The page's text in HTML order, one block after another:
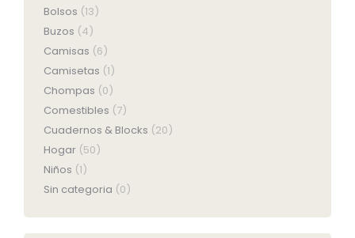
Bolsos (13)
Buzos (4)
Camisas (6)
Camisetas (1)
Chompas (0)
Comestibles (7)
Cuadernos & Blocks (20)
Hogar (50)
Niños (1)
Sin categoria (0)